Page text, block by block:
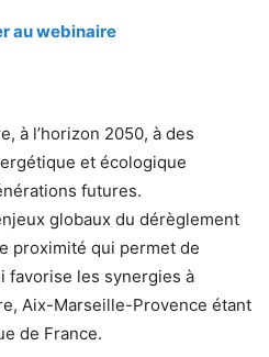
au webinaire
à l’horizon 2050, à des
et écologique
futures.
globaux du dérèglement
proximité qui permet de
favorise les synergies à
Aix-Marseille-Provence étant
de France.